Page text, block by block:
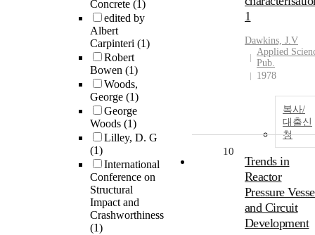
Concrete (1)
edited by
Albert
Carpinteri (1)
Robert
Bowen (1)
Woods,
George (1)
George
Woods (1)
Lilley, D. G
(1)
International
Conference on
Structural
Impact and
Crashworthiness
(1)
1
Dawkins, J.V
Applied
Pub.
1978
복사/
대출신
청
10
Trends in
Reactor
Pressure
and Circuit
Development